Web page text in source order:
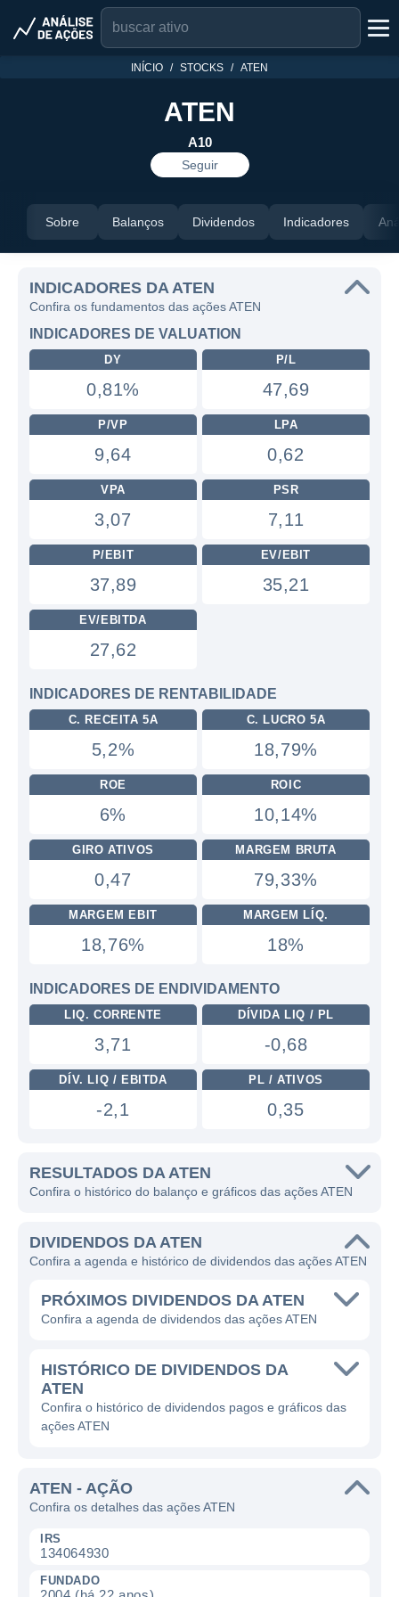
INÍCIO STOCKS ATEN
ATEN
A10
Seguir
Sobre Balanços Dividendos Indicadores
INDICADORES DA ATEN
Confira os fundamentos das ações ATEN
INDICADORES DE VALUATION
DY
0,81%
P/L
47,69
P/VP
9,64
LPA
0,62
VPA
3,07
PSR
7,11
P/EBIT
37,89
EV/EBIT
35,21
EV/EBITDA
27,62
INDICADORES DE RENTABILIDADE
C. RECEITA 5A
5,2%
C. LUCRO 5A
18,79%
ROE
6%
ROIC
10,14%
GIRO ATIVOS
0,47
MARGEM BRUTA
79,33%
MARGEM EBIT
18,76%
MARGEM LÍQ.
18%
INDICADORES DE ENDIVIDAMENTO
LIQ. CORRENTE
3,71
DÍVIDA LIQ / PL
-0,68
DÍV. LIQ / EBITDA
-2,1
PL / ATIVOS
0,35
RESULTADOS DA ATEN
Confira o histórico do balanço e gráficos das ações ATEN
DIVIDENDOS DA ATEN
Confira a agenda e histórico de dividendos das ações ATEN
PRÓXIMOS DIVIDENDOS DA ATEN
Confira a agenda de dividendos das ações ATEN
HISTÓRICO DE DIVIDENDOS DA
ATEN
Confira o histórico de dividendos pagos e gráficos das
ações ATEN
ATEN - AÇÃO
Confira os detalhes das ações ATEN
IRS
134064930
FUNDADO